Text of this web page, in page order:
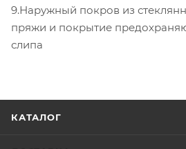
9.Наружный покров из
пряжи и покрытие
слипа
КАТАЛОГ